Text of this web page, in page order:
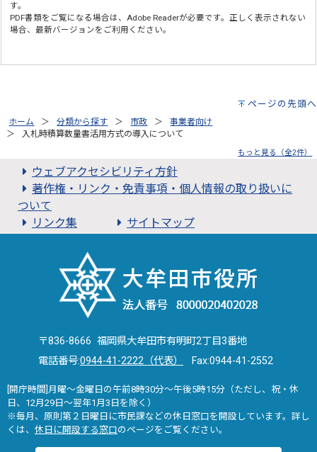
す。
PDF書類をご覧になる場合は、Adobe Readerが必要です。正しく表示されない
場合、最新バージョンをご利用ください。
ページの先頭へ
ホーム 分類から探す 市政
事業者向け
入札時積算数量書活用方式の導入について
もっと見る（全2件）
ウェブアクセシビリティ方針
著作権・リンク・免責事項・個人情報の取り扱いに
ついて
リンク集
サイトマップ
〒836-8666 福岡県大牟田市有明町2丁目3番地
電話番号:0944-41-2222（代表） Fax:0944-41-2552
[開庁時間]月曜～金曜日の午前8時30分～午後5時15分（ただし、祝・休
日、12月29日～翌年1月3日を除く）
※毎月、原則第２日曜日に市民課などの休日窓口を開設しています。詳し
くは、 休日に開設する窓口のページをご覧ください。